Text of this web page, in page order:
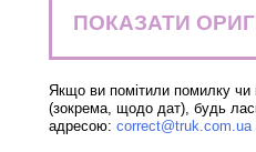
ПОКАЗАТИ
Якщо ви помітили помилку чи
(зокрема, щодо дат), будь
адресою: correct@truk.com.ua